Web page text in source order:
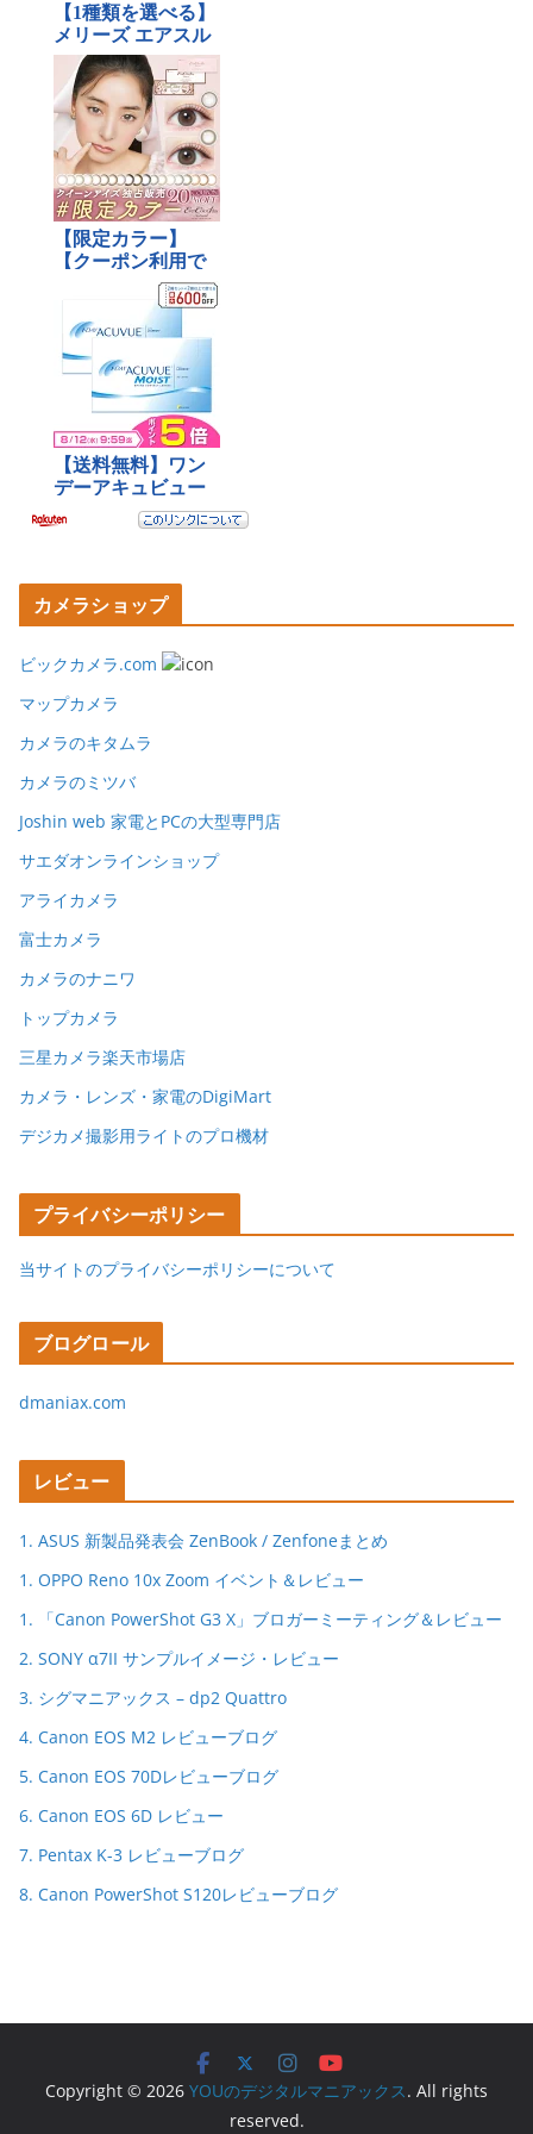
カメラショップ
ビックカメラ.com
マップカメラ
カメラのキタムラ
カメラのミツバ
Joshin web 家電とPCの大型専門店
サエダオンラインショップ
アライカメラ
富士カメラ
カメラのナニワ
トップカメラ
三星カメラ楽天市場店
カメラ・レンズ・家電のDigiMart
デジカメ撮影用ライトのプロ機材
プライバシーポリシー
当サイトのプライバシーポリシーについて
ブログロール
dmaniax.com
レビュー
1. ASUS 新製品発表会 ZenBook / Zenfoneまとめ
1. OPPO Reno 10x Zoom イベント＆レビュー
1. 「Canon PowerShot G3 X」ブロガーミーティング＆レビュー
2. SONY α7II サンプルイメージ・レビュー
3. シグマニアックス – dp2 Quattro
4. Canon EOS M2 レビューブログ
5. Canon EOS 70Dレビューブログ
6. Canon EOS 6D レビュー
7. Pentax K-3 レビューブログ
8. Canon PowerShot S120レビューブログ
Copyright © 2026 YOUのデジタルマニアックス. All rights
reserved.